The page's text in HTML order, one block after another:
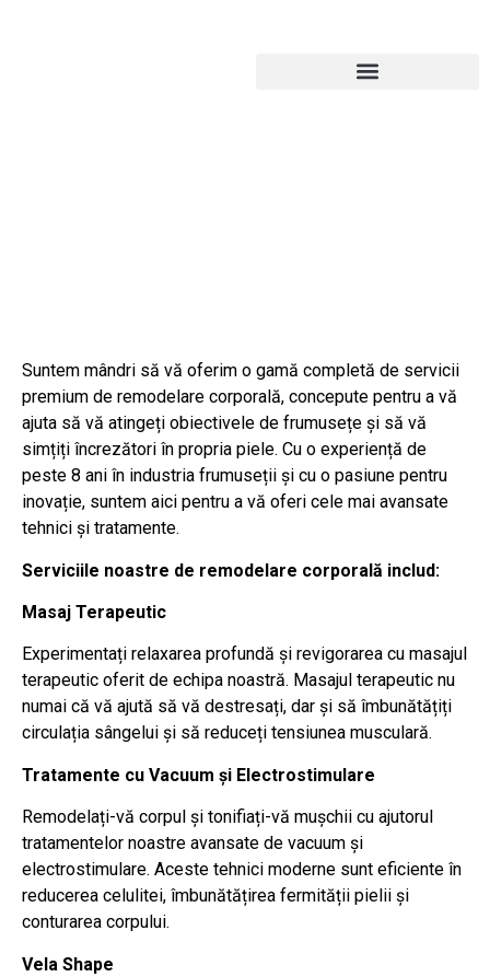
Suntem mândri să vă oferim o gamă completă de servicii
premium de remodelare corporală, concepute pentru a vă
ajuta să vă atingeți obiectivele de frumusețe și să vă
simțiți încrezători în propria piele. Cu o experiență de
peste 8 ani în industria frumuseții și cu o pasiune pentru
inovație, suntem aici pentru a vă oferi cele mai avansate
tehnici și tratamente.
Serviciile noastre de remodelare corporală includ:
Masaj Terapeutic
Experimentați relaxarea profundă și revigorarea cu masajul
terapeutic oferit de echipa noastră. Masajul terapeutic nu
numai că vă ajută să vă destresați, dar și să îmbunătățiți
circulația sângelui și să reduceți tensiunea musculară.
Tratamente cu Vacuum și Electrostimulare
Remodelați-vă corpul și tonifiați-vă mușchii cu ajutorul
tratamentelor noastre avansate de vacuum și
electrostimulare. Aceste tehnici moderne sunt eficiente în
reducerea celulitei, îmbunătățirea fermității pielii și
conturarea corpului.
Vela Shape